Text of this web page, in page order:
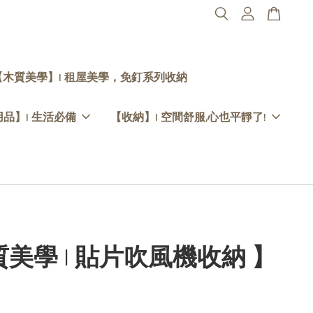
木質美學】| 租屋美學，免釘系列收納
品】| 生活必備 【收納】| 空間舒服,心也平靜了!
美學 | 貼片吹風機收納 】